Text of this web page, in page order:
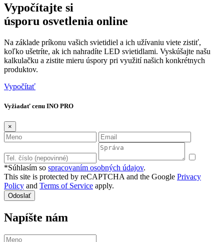
Vypočítajte si
úsporu osvetlenia online
Na základe príkonu vašich svietidiel a ich užívaniu viete zistiť,
koľko ušetríte, ak ich nahradíte LED svietidlami. Vyskúšajte našu
kalkulačku a zistite mieru úspory pri využití našich konkrétnych
produktov.
Vypočítať
Vyžiadať cenu INO PRO
×
*Súhlasím so spracovaním osobných údajov.
This site is protected by reCAPTCHA and the Google Privacy
Policy and Terms of Service apply.
Odoslať
Napíšte nám